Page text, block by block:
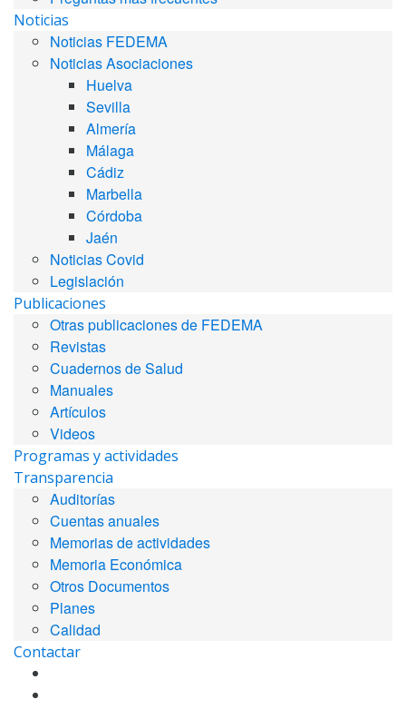
Noticias
Noticias FEDEMA
Noticias Asociaciones
Huelva
Sevilla
Almería
Málaga
Cádiz
Marbella
Córdoba
Jaén
Noticias Covid
Legislación
Publicaciones
Otras publicaciones de FEDEMA
Revistas
Cuadernos de Salud
Manuales
Artículos
Videos
Programas y actividades
Transparencia
Auditorías
Cuentas anuales
Memorias de actividades
Memoria Económica
Otros Documentos
Planes
Calidad
Contactar